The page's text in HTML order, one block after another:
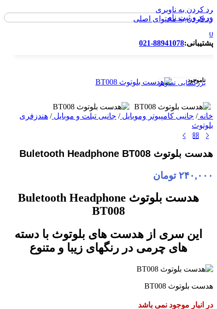
رد کردن به ناوبری
رد کردن به محتوای اصلی
ورود و ثبت نام
ورود / ثبت نام
0
پشتیبانی:88941078-021
ناموجود
بزرگنمایی تصویر
خانه/ جانبی کامپیوتر وموبایل/ جانبی تبلت و موبایل/ هندزفری
بلوتوث
هدست بلوتوث Buletooth Headphone BT008
۲۴۰,۰۰۰ تومان
هدست بلوتوث Buletooth Headphone
BT008
این سری از هدست های بلوتوث با دسته
های چرمی در رنگهای زیبا و متنوع
هدست بلوتوث BT008
در انبار موجود نمی باشد